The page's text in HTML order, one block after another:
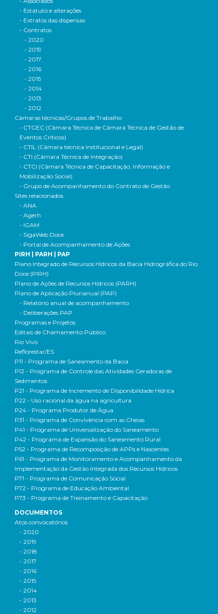
- Estatuto e alterações
- Extratos das dispensas
- Contratos
- 2020
- 2019
- 2017
- 2016
- 2015
- 2014
- 2013
- 2012
Câmaras técnicas/Grupos de Trabalho
- CTGEC (Câmara Técnica de Câmara Técnica de Gestão de
Eventos Críticos)
- CTIL (Câmara técnica Institucional e Legal)
- CTI (Câmara Técnica de Integração)
- CTCI (Câmara Técnica de Capacitação, Informação e
Mobilização Social)
- Grupo de Acompanhamento do Contrato de Gestão
Sites relacionados
- ANA
- Agerh
- IGAM
- SigaWeb Doce
- Portal de Acompanhamento de Ações
PIRH | PARH | PAP
Plano Integrado de Recursos Hídricos da Bacia Hidrográfica do Rio
Doce (PIRH)
Plano de Ações de Recursos Hídricos (PARH)
Plano de Aplicação Plurianual (PAP)
- Relatório anual de acompanhamento
- Deliberações PAP
Programas e Projetos
Editais de Chamamento Público
Rio Vivo
Reflorestar/ES
P11 - Programa de Saneamento da Bacia
P12 - Programa de Controle das Atividades Geradoras de
Sedimentos
P21 - Programa de Incremento de Disponibilidade Hídrica
P22 - Uso racional da água na agricultura
P24 - Programa Produtor de Água
P31 - Programa de Convivência com as Cheias
P41 - Programa de Universalização do Saneamento
P42 - Programa de Expansão do Saneamento Rural
P52 - Programa de Recomposição de APPs e Nascentes
P61 - Programa de Monitoramento e Acompanhamento da
Implementação da Gestão Integrada dos Recursos Hídricos
P71 - Programa de Comunicação Social
P72 - Programa de Educação Ambiental
P73 - Programa de Treinamento e Capacitação
DOCUMENTOS
Atos convocatórios
- 2020
- 2019
- 2018
- 2017
- 2016
- 2015
- 2014
- 2013
- 2012